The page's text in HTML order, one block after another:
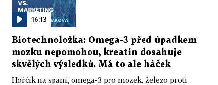
16:13
Biotechnoložka: Omega-3 před úpadkem
mozku nepomohou, kreatin dosahuje
skvělých výsledků. Má to ale háček
Hořčík na spaní, omega-3 pro mozek, železo proti